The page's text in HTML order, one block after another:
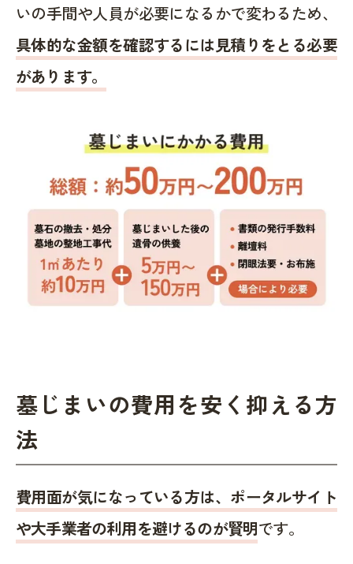
いの手間や人員が必要になるかで変わるため、
具体的な金額を確認するには見積りをとる必要
があります。
墓じまいの費用を安く抑える方
法
費用面が気になっている方は、ポータルサイト
や大手業者の利用を避けるのが賢明です。